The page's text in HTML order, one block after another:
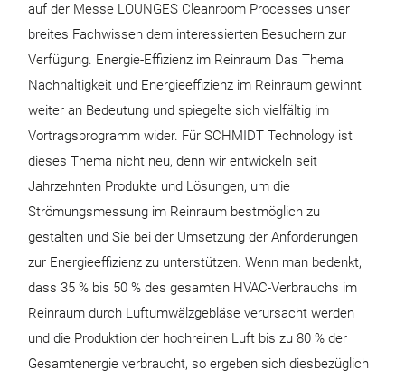
auf der Messe LOUNGES Cleanroom Processes unser
breites Fachwissen dem interessierten Besuchern zur
Verfügung. Energie-Effizienz im Reinraum Das Thema
Nachhaltigkeit und Energieeffizienz im Reinraum gewinnt
weiter an Bedeutung und spiegelte sich vielfältig im
Vortragsprogramm wider. Für SCHMIDT Technology ist
dieses Thema nicht neu, denn wir entwickeln seit
Jahrzehnten Produkte und Lösungen, um die
Strömungsmessung im Reinraum bestmöglich zu
gestalten und Sie bei der Umsetzung der Anforderungen
zur Energieeffizienz zu unterstützen. Wenn man bedenkt,
dass 35 % bis 50 % des gesamten HVAC-Verbrauchs im
Reinraum durch Luftumwälzgebläse verursacht werden
und die Produktion der hochreinen Luft bis zu 80 % der
Gesamtenergie verbraucht, so ergeben sich diesbezüglich